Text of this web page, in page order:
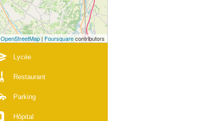
OpenStreetMap | Foursquarecontributors
Lycée
Restaurant
Parking
Hôpital